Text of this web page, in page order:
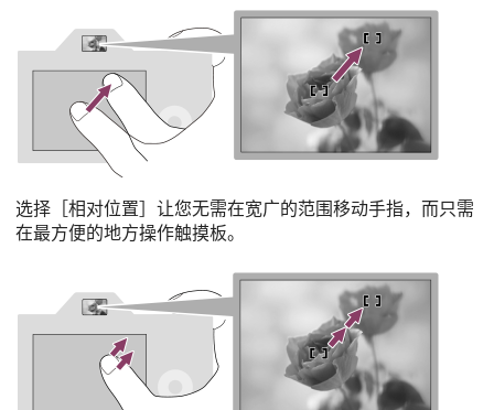
选择 ［相对位置］ 让您无需在宽广的范围移动手指，而只需
在最方便的地方操作触摸板。